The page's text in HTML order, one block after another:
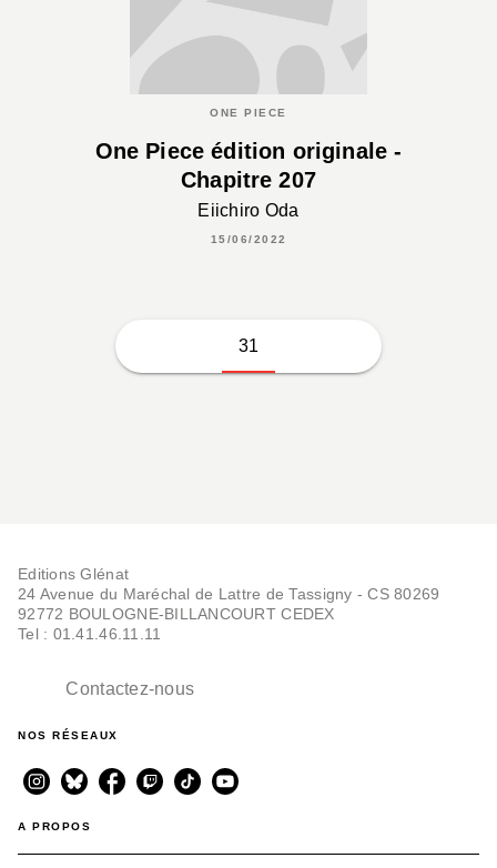
ONE PIECE
One Piece édition originale -
Chapitre 207
Eiichiro Oda
15/06/2022
31
Editions Glénat
24 Avenue du Maréchal de Lattre de Tassigny - CS 80269
92772 BOULOGNE-BILLANCOURT CEDEX
Tel : 01.41.46.11.11
Contactez-nous
NOS RÉSEAUX
A PROPOS